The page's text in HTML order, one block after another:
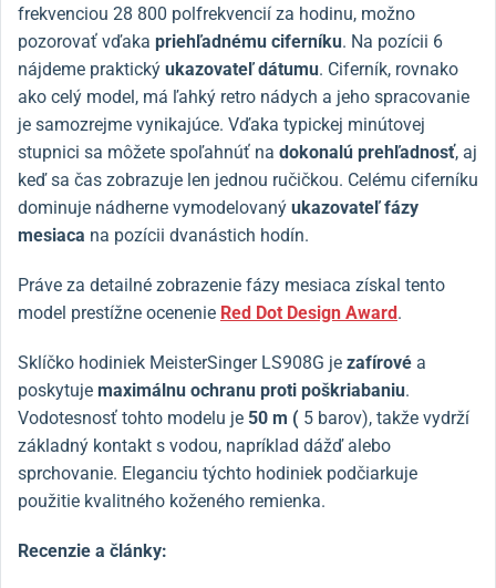
frekvenciou 28 800 polfrekvencií za hodinu, možno
pozorovať vďaka priehľadnému ciferníku. Na pozícii 6
nájdeme praktický ukazovateľ dátumu. Ciferník, rovnako
ako celý model, má ľahký retro nádych a jeho spracovanie
je samozrejme vynikajúce. Vďaka typickej minútovej
stupnici sa môžete spoľahnúť na dokonalú prehľadnosť, aj
keď sa čas zobrazuje len jednou ručičkou. Celému ciferníku
dominuje nádherne vymodelovaný ukazovateľ fázy
mesiaca na pozícii dvanástich hodín.
Práve za detailné zobrazenie fázy mesiaca získal tento
model prestížne ocenenie Red Dot Design Award.
Sklíčko hodiniek MeisterSinger LS908G je zafírové a
poskytuje maximálnu ochranu proti poškriabaniu.
Vodotesnosť tohto modelu je 50 m ( 5 barov), takže vydrží
základný kontakt s vodou, napríklad dážď alebo
sprchovanie. Eleganciu týchto hodiniek podčiarkuje
použitie kvalitného koženého remienka.
Recenzie a články: